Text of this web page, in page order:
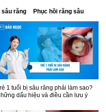
sâu răng Phục hồi răng sâu
1 tuổi bị sâu răng phải làm sao?
dấu hiệu và điều cần lưu ý